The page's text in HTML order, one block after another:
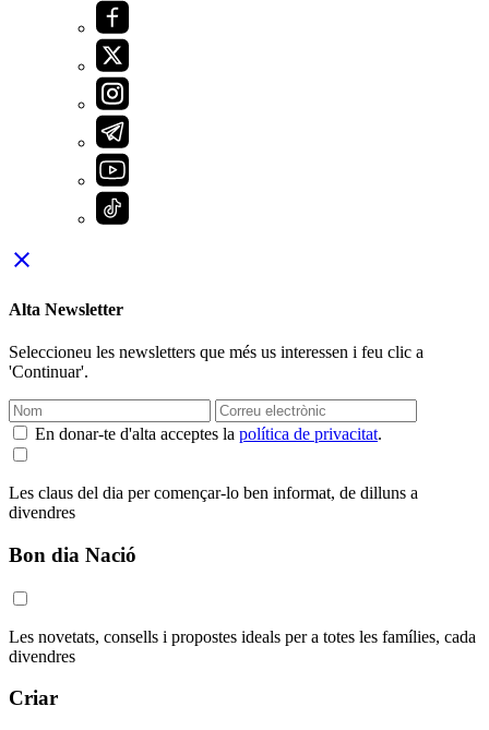
close
Alta Newsletter
Seleccioneu les newsletters que més us interessen i feu clic a
'Continuar'.
En donar-te d'alta acceptes la política de privacitat.
Les claus del dia per començar-lo ben informat, de dilluns a
divendres
Bon dia Nació
Les novetats, consells i propostes ideals per a totes les famílies, cada
divendres
Criar